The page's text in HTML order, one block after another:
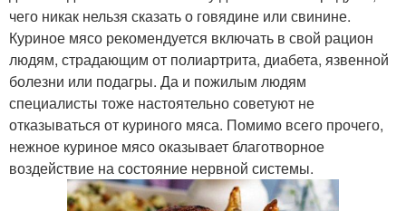
чего никак нельзя сказать о говядине или свинине.
Куриное мясо рекомендуется включать в свой рацион
людям, страдающим от полиартрита, диабета, язвенной
болезни или подагры. Да и пожилым людям
специалисты тоже настоятельно советуют не
отказываться от куриного мяса. Помимо всего прочего,
нежное куриное мясо оказывает благотворное
воздействие на состояние нервной системы.